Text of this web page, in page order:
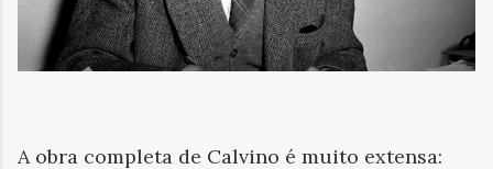
A obra completa de Calvino é muito extensa: